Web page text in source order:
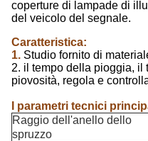
coperture di lampade di
del veicolo del segnale.
Caratteristica:
1. Studio fornito di
2. il tempo della pioggia, il
piovosità, regola e
I parametri tecnici
Raggio dell'anello dello
spruzzo